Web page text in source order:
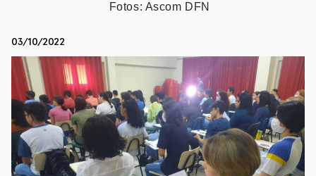
Fotos: Ascom DFN
03/10/2022